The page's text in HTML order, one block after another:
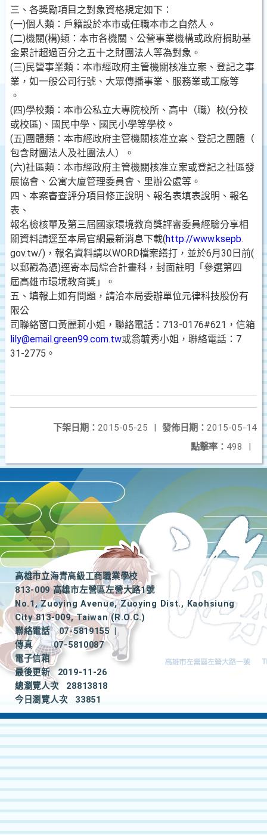
三、各獎勵項目之對象資格規定如下：
(一)個人類：戶籍設於本市或任職本市之自然人。
(二)機關(構)類：本市各機關、公營事業機構或政府捐助基
金累計超過百分之五十之財團法人等為對象。
(三)民營事業類：本市經政府主管機關核准立案、登記之事
業，如一般公司行號、大眾傳播事業、服務業或工廠等
。
(四)學校類：本市公私立大專院校所、高中（職）校(分校
或校區)、國民中學、國民小學等學校。
(五)團體類：本市經政府主管機關核准立案、登記之團體（
包含財團法人及社團法人）。
(六)社區類：本市經政府主管機關核准立案或登記之社區發
展協會、公寓大廈管理委員會、里辦公處等。
四、本案審查評分項目修正說明、報名表填表說明、報名
表、
報名檢核單及第三屆國家環境教育獎評審委員經驗分享相
關資料請逕至本局官網最新消息下載(http://www.ksepb.
gov.tw/)，報名資料請以WORD檔案繕打，並於6月30日前(
以郵戳為憑)逕寄本局綜合計畫科，封面註明「參選第四
屆高雄市環境教育獎」。
五、填報上如有問題，請洽本局委辦單位元律科技股份有
限公
司聯絡窗口黃麗莉小姐，聯絡電話：713-0176#621，信箱
lily@email.green99.com.tw或翁毓秀小姐，聯絡電話：7
31-2775。
發佈日期： 2015-05-14
下架日期： 2015-05-25
|
點擊率： 498 |
高雄市立海青高級工商職業學校
813-009 高雄市左營區左營大路1號
No.1, Zuoying Avenue, Zuoying Dist., Kaohsiung
City 813-009, Taiwan (R.O.C.)
聯絡電話
07-5819155
|
傳真
07-5810087
電子信箱
最後更新
2019-11-26
總瀏覽人次
28813818
今日瀏覽人次
33851